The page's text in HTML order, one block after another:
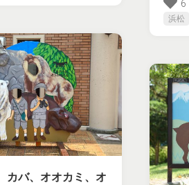
6
浜松
カバ、オオカミ、オ